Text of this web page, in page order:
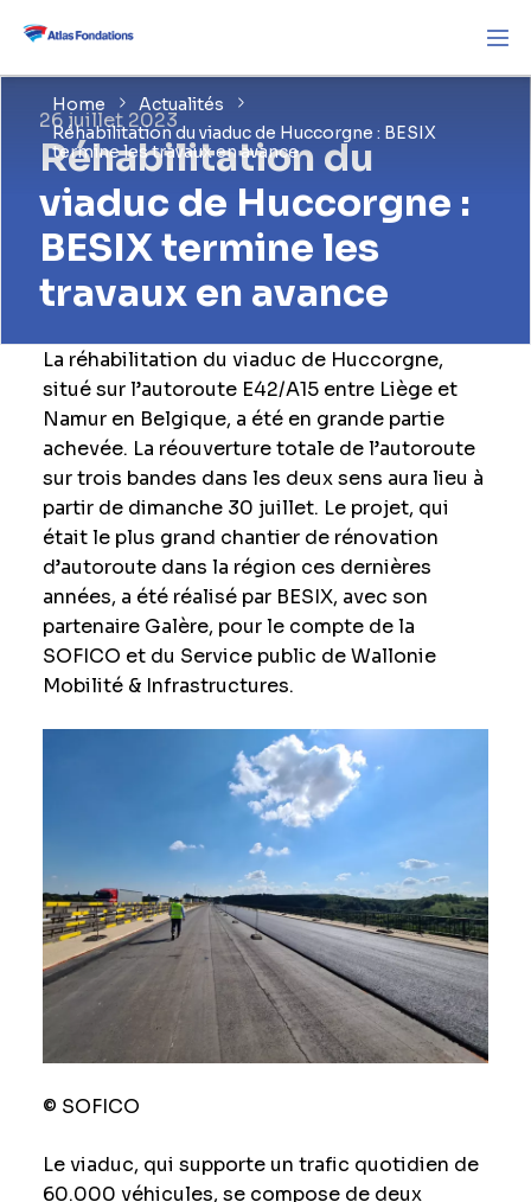
Home
Actualités
Réhabilitation du viaduc de Huccorgne : BESIX
termine les travaux en avance
26 juillet 2023
Réhabilitation du
viaduc de Huccorgne :
BESIX termine les
travaux en avance
La réhabilitation du viaduc de Huccorgne,
situé sur l’autoroute E42/A15 entre Liège et
Namur en Belgique, a été en grande partie
achevée. La réouverture totale de l’autoroute
sur trois bandes dans les deux sens aura lieu à
partir de dimanche 30 juillet. Le projet, qui
était le plus grand chantier de rénovation
d’autoroute dans la région ces dernières
années, a été réalisé par BESIX, avec son
partenaire Galère, pour le compte de la
SOFICO et du Service public de Wallonie
Mobilité & Infrastructures.
© SOFICO
Le viaduc, qui supporte un trafic quotidien de
60.000 véhicules, se compose de deux